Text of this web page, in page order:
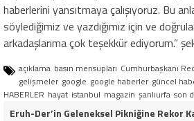
haberlerini yansıtmaya çalışıyoruz. Bu
söylediğimiz ve yazdığımız için ve
arkadaşlarıma çok teşekkür ediyorum.”
açıklama basın mensupları Cumhurbaşkanı
gelişmeler google google haberler güncel
HABERLER hayat istanbul magazin şanlıurfa son
Eruh-Der’in Geleneksel Pikniğine Rekor